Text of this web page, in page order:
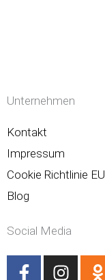
Unternehmen
Kontakt
Impressum
Cookie Richtlinie EU
Blog
Social Media
F
I
O